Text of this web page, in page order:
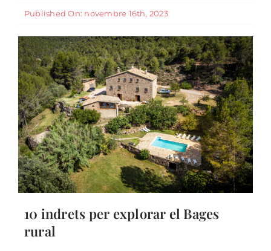
Published On: novembre 16th, 2023
10 indrets per explorar el Bages
rural